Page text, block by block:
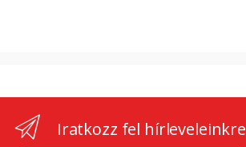
Iratkozz fel hírleveleinkre